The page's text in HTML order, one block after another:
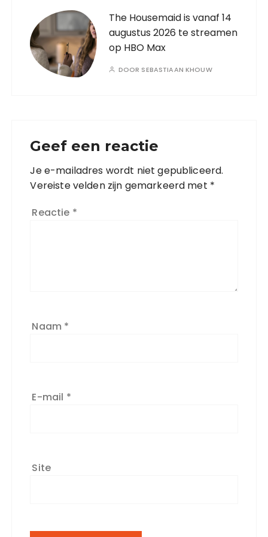
The Housemaid is vanaf 14
augustus 2026 te streamen
op HBO Max
DOOR SEBASTIAAN KHOUW
Geef een reactie
Je e-mailadres wordt niet gepubliceerd.
Vereiste velden zijn gemarkeerd met *
Reactie *
Naam *
E-mail *
Site